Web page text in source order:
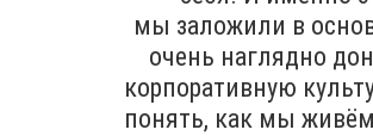
мы заложили в
очень наглядно
корпоративную
понять, как мы